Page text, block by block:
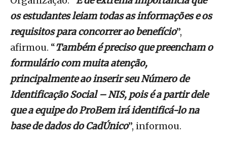
os estudantes leiam todas as informações e os
requisitos para concorrer ao benefício”,
afirmou. “Também é preciso que preencham o
formulário com muita atenção,
principalmente ao inserir seu Número de
Identificação Social – NIS, pois é a partir dele
que a equipe do ProBem irá identificá-lo na
base de dados do CadÚnico”, informou.